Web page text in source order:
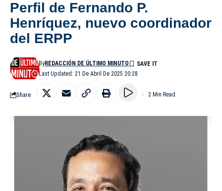
Perfil de Fernando P.
Henríquez, nuevo coordinador
del ERPP
Last Updated: 21 De Abril De 2025 20:28
ByREDACCIÓN DE ÚLTIMO MINUTO
Share 2 Min Read